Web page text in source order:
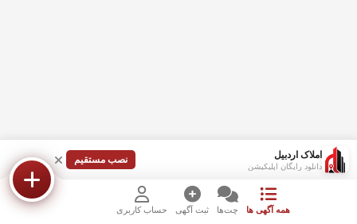
املاک اردبیل
دانلود رایگان اپلیکیشن
نصب مستقیم
همه آگهی ها چت‌ها ثبت آگهی حساب کاربری